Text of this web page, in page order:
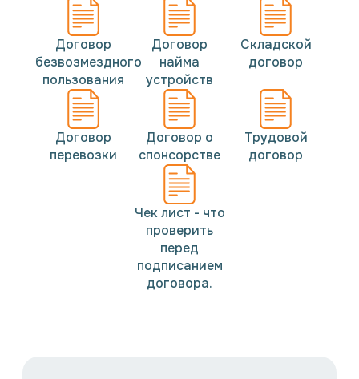
Договор
безвозмездного
пользования
Договор
найма
устройств
Складской
договор
Договор
перевозки
Договор о
спонсорстве
Трудовой
договор
Чек лист - что
проверить
перед
подписанием
договора.